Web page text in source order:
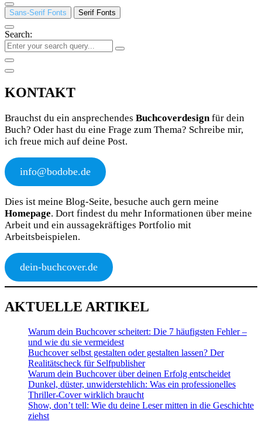
Sans-Serif Fonts Serif Fonts
Search:
KONTAKT
Brauchst du ein ansprechendes Buchcoverdesignfür dein
Buch? Oder hast du eine Frage zum Thema? Schreibe mir,
ich freue mich auf deine Post.
info@bodobe.de
Dies ist meine Blog-Seite, besuche auch gern meine
Homepage. Dort findest du mehr Informationen über meine
Arbeit und ein aussagekräftiges Portfolio mit
Arbeitsbeispielen.
dein-buchcover.de
AKTUELLE ARTIKEL
Warum dein Buchcover scheitert: Die 7 häufigsten Fehler –
und wie du sie vermeidest
Buchcover selbst gestalten oder gestalten lassen? Der
Realitätscheck für Selfpublisher
Warum dein Buchcover über deinen Erfolg entscheidet
Dunkel, düster, unwiderstehlich: Was ein professionelles
Thriller-Cover wirklich braucht
Show, don’t tell: Wie du deine Leser mitten in die Geschichte
ziehst